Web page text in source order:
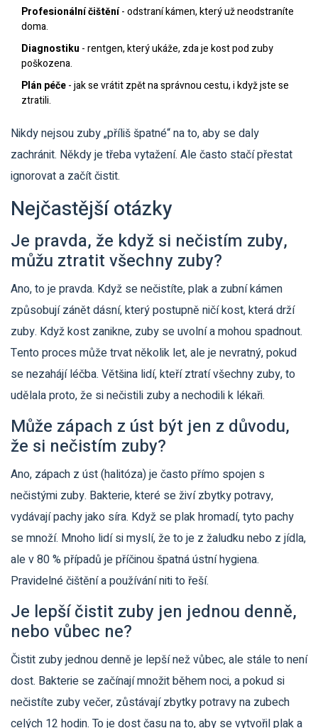
Profesionální čištění- odstraní kámen, který už neodstraníte
doma.
Diagnostiku - rentgen, který ukáže, zda je kost pod zuby
poškozena.
Plán péče- jak se vrátit zpět na správnou cestu, i když jste se
ztratili.
Nikdy nejsou zuby „příliš špatné“ na to, aby se daly
zachránit. Někdy je třeba vytažení. Ale často stačí přestat
ignorovat a začít čistit.
Nejčastější otázky
Je pravda, že když si nečistím zuby,
můžu ztratit všechny zuby?
Ano, to je pravda. Když se nečistíte, plak a zubní kámen
způsobují zánět dásní, který postupně ničí kost, která drží
zuby. Když kost zanikne, zuby se uvolní a mohou spadnout.
Tento proces může trvat několik let, ale je nevratný, pokud
se nezahájí léčba. Většina lidí, kteří ztratí všechny zuby, to
udělala proto, že si nečistili zuby a nechodili k lékaři.
Může zápach z úst být jen z důvodu,
že si nečistím zuby?
Ano, zápach z úst (halitóza) je často přímo spojen s
nečistými zuby. Bakterie, které se živí zbytky potravy,
vydávají pachy jako síra. Když se plak hromadí, tyto pachy
se množí. Mnoho lidí si myslí, že to je z žaludku nebo z jídla,
ale v 80 % případů je příčinou špatná ústní hygiena.
Pravidelné čištění a používání niti to řeší.
Je lepší čistit zuby jen jednou denně,
nebo vůbec ne?
Čistit zuby jednou denně je lepší než vůbec, ale stále to není
dost. Bakterie se začínají množit během noci, a pokud si
nečistíte zuby večer, zůstávají zbytky potravy na zubech
celých 12 hodin. To je dost času na to, aby se vytvořil plak a